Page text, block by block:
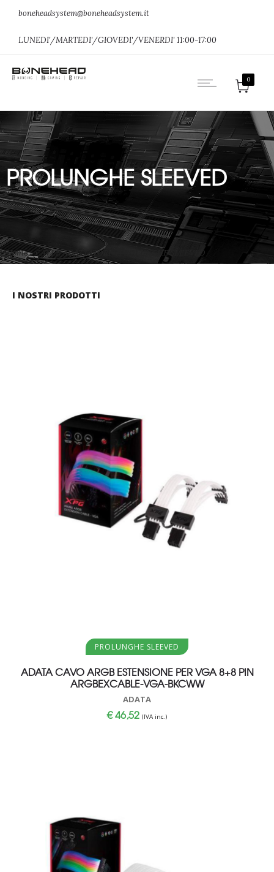
boneheadsystem@boneheadsystem.it
LUNEDI'/MARTEDI'/GIOVEDI'/VENERDI' 11:00-17:00
0
PROLUNGHE SLEEVED
Home»CAVI E ADATTATORI PROLUNGHE SLEEVED
I NOSTRI PRODOTTI
Aggiungi al carrello
PROLUNGHE SLEEVED
ADATA CAVO ARGB ESTENSIONE PER VGA 8+8 PIN
ARGBEXCABLE-VGA-BKCWW
ADATA
€46,52 (IVA inc.)